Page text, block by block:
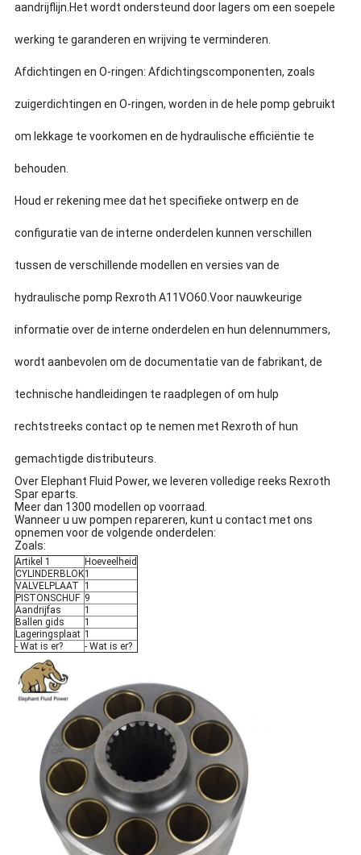
aandrijflijn.Het wordt ondersteund door lagers om een soepele
werking te garanderen en wrijving te verminderen.
Afdichtingen en O-ringen: Afdichtingscomponenten, zoals
zuigerdichtingen en O-ringen, worden in de hele pomp gebruikt
om lekkage te voorkomen en de hydraulische efficiëntie te
behouden.
Houd er rekening mee dat het specifieke ontwerp en de
configuratie van de interne onderdelen kunnen verschillen
tussen de verschillende modellen en versies van de
hydraulische pomp Rexroth A11VO60.Voor nauwkeurige
informatie over de interne onderdelen en hun delennummers,
wordt aanbevolen om de documentatie van de fabrikant, de
technische handleidingen te raadplegen of om hulp
rechtstreeks contact op te nemen met Rexroth of hun
gemachtigde distributeurs.
Over Elephant Fluid Power, we leveren volledige reeks Rexroth
Spar eparts.
Meer dan 1300 modellen op voorraad.
Wanneer u uw pompen repareren, kunt u contact met ons
opnemen voor de volgende onderdelen:
Zoals:
Artikel 1
Hoeveelheid
CYLINDERBLOK1
VALVELPLAAT
1
PISTONSCHUF 9
Aandrijfas
1
Ballen gids
1
Lageringsplaat 1
- Wat is er?
- Wat is er?